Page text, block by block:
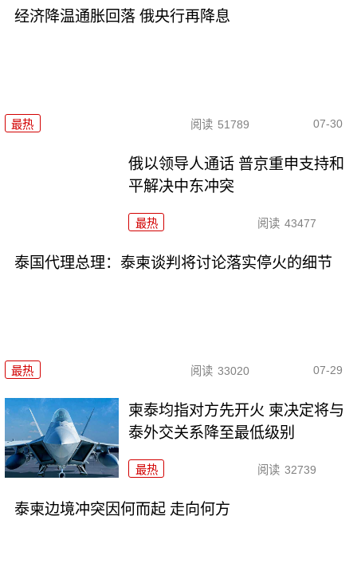
经济降温通胀回落 俄央行再降息
最热 阅读 51789 07-30
俄以领导人通话 普京重申支持和
平解决中东冲突
最热 阅读 43477
泰国代理总理：泰柬谈判将讨论落实停火的细节
最热 阅读 33020 07-29
柬泰均指对方先开火 柬决定将与
泰外交关系降至最低级别
最热 阅读 32739
泰柬边境冲突因何而起 走向何方